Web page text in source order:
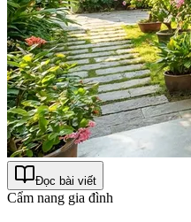
Đọc bài viết
Cẩm nang gia đình